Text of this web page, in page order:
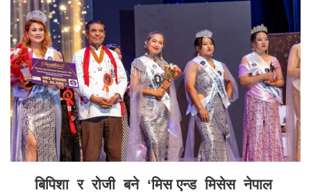
बिपिशा र रोजी बने ‘मिस एन्ड मिसेस नेपाल